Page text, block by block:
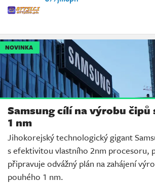
NOVINKA
Samsung cílí na výrobu čipů
1 nm
Jihokorejský technologický gigant
s efektivitou vlastního 2nm procesoru,
připravuje odvážný plán na zahájení
pouhého 1 nm.